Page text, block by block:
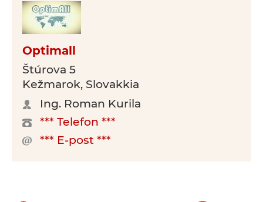
Optimall
Štúrova 5
Kežmarok, Slovakkia
Ing. Roman Kurila
*** Telefon ***
*** E-post ***